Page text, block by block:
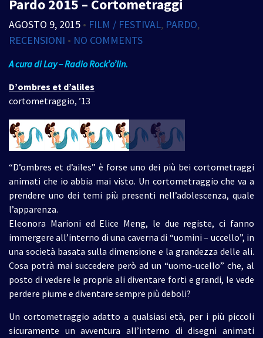
Pardo 2015 – Cortometraggi
AGOSTO 9, 2015 • FILM / FESTIVAL, PARDO,
RECENSIONI • NO COMMENTS
A cura di Lay – Radio Rock’o’lin.
D’ombres et d’aliles
cortometraggio, ’13
“D’ombres et d’ailes” è forse uno dei più bei cortometraggi
animati che io abbia mai visto. Un cortometraggio che va a
prendere uno dei temi più presenti nell’adolescenza, quale
l’apparenza.
Eleonora Marioni ed Elice Meng, le due registe, ci fanno
immergere all’interno di una caverna di “uomini – uccello”, in
una società basata sulla dimensione e la grandezza delle ali.
Cosa potrà mai succedere però ad un “uomo-ucello” che, al
posto di vedere le proprie ali diventare forti e grandi, le vede
perdere piume e diventare sempre più deboli?
Un cortometraggio adatto a qualsiasi età, per i più piccoli
sicuramente un avventura all’interno di disegni animati